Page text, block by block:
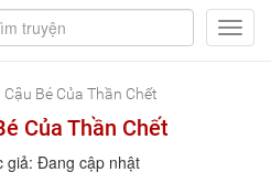
Cậu Bé Của Thần Chết
Của Thần Chết
giả: Đang cập nhật